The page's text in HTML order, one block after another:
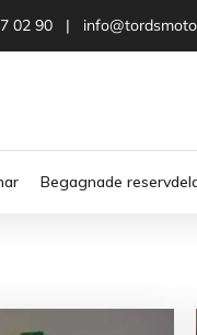
02 90 |
Begagnade